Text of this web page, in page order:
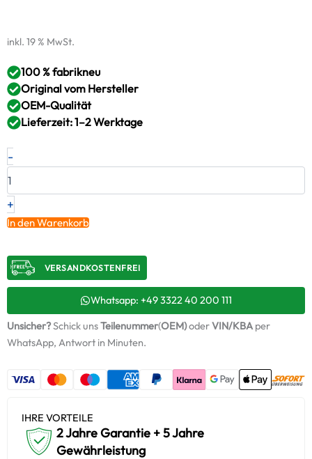
inkl. 19 % MwSt.
100 % fabrikneu
Original vom Hersteller
OEM-Qualität
Lieferzeit: 1–2 Werktage
-
Neuer
Original
–
204909750
/
+
Montagesatz
Menge
+
In den Warenkorb
VERSANDKOSTENFREI​
Whatsapp: +49 3322 40 200 111
Unsicher?Schick unsTeilenummer(OEM)oderVIN/KBAper
WhatsApp, Antwort in Minuten.
IHRE VORTEILE
2 Jahre Garantie + 5 Jahre
Gewährleistung